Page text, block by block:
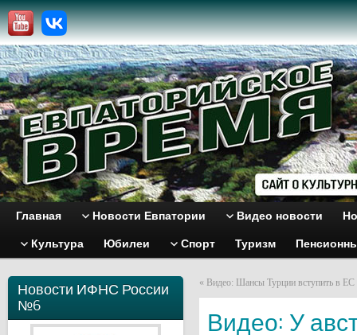
Главная Новости Евпатории Видео новости
Культура Юбилеи Спорт Туризм
Новости ИФНС России
№6
« Видео: Шансы Турции вступить в ЕС
Видео: У